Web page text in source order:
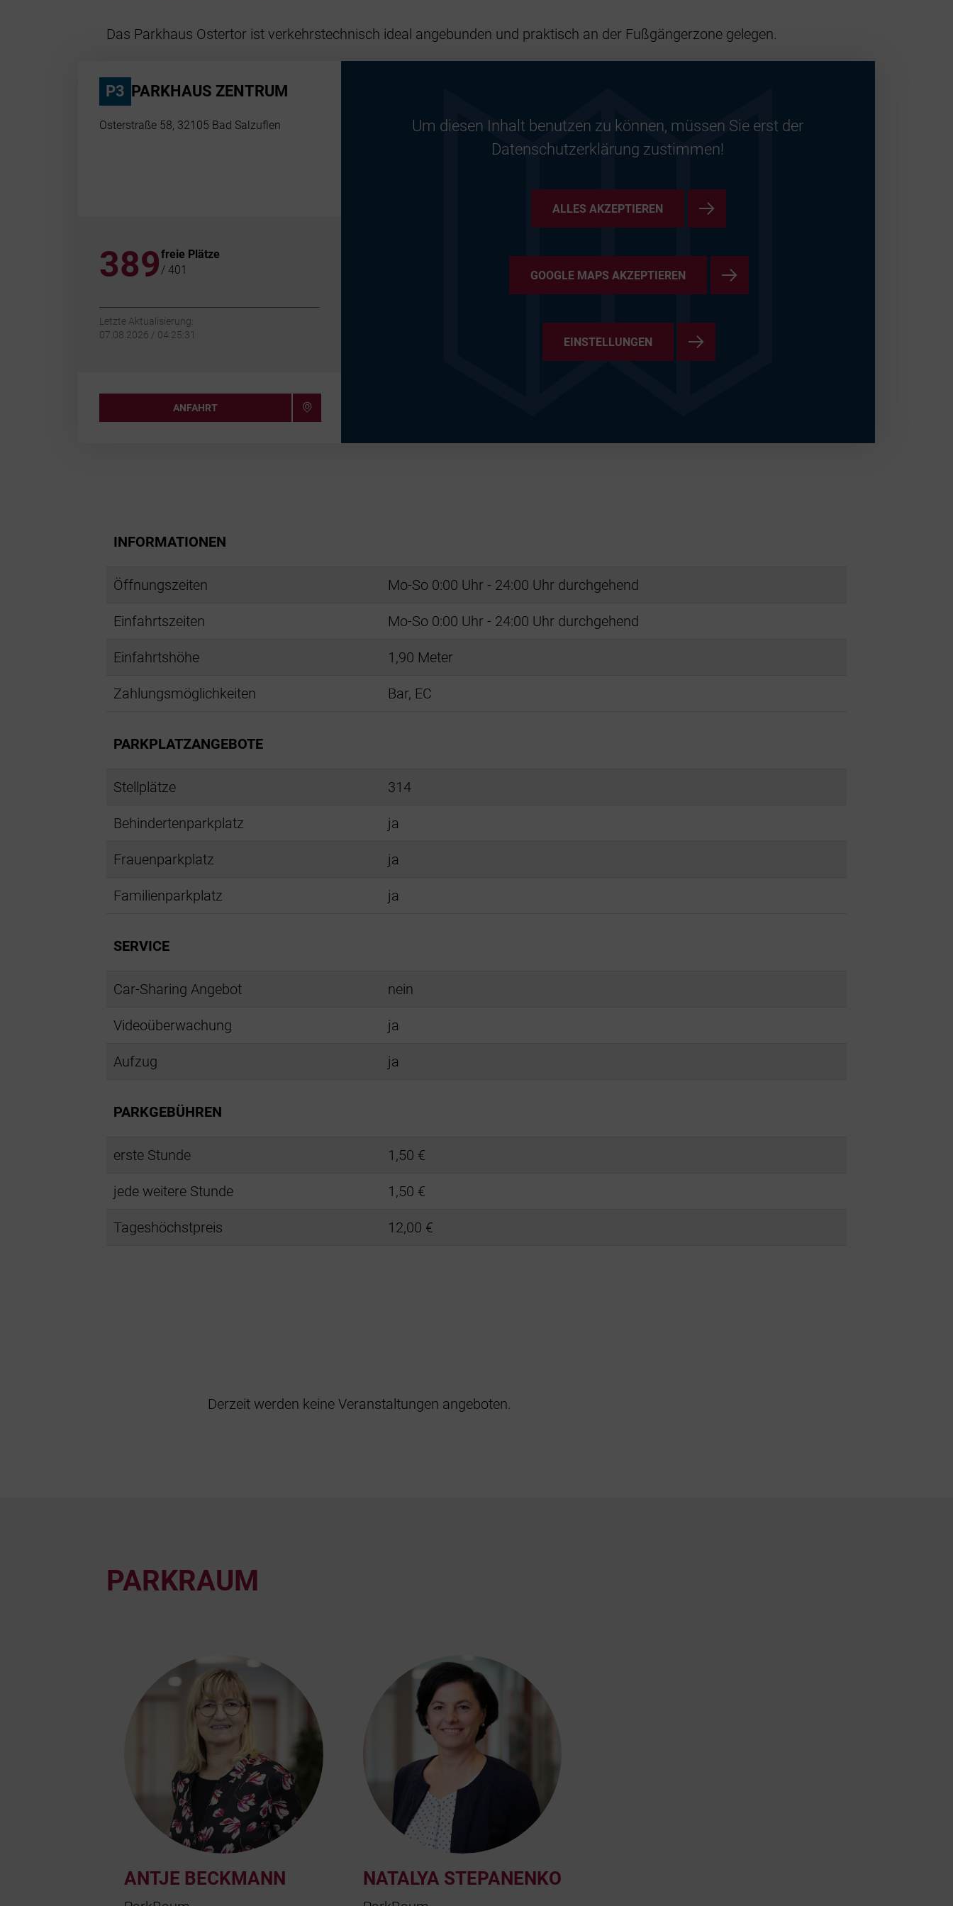
Das Parkhaus Ostertor ist verkehrstechnisch ideal angebunden und praktisch an der Fußgängerzone gelegen.
P3 PARKHAUS ZENTRUM
Osterstraße 58, 32105 Bad Salzuflen
389freie Plätze
/ 401
Letzte Aktualisierung:
07.08.2026 / 04:25:31
ANFAHRT
Um diesen Inhalt benutzen zu können, müssen Sie erst der
Datenschutzerklärung zustimmen!
ALLES AKZEPTIEREN
GOOGLE MAPS AKZEPTIEREN
EINSTELLUNGEN
INFORMATIONEN
Öffnungszeiten Mo-So 0:00 Uhr - 24:00 Uhr durchgehend
Einfahrtszeiten Mo-So 0:00 Uhr - 24:00 Uhr durchgehend
Einfahrtshöhe 1,90 Meter
Zahlungsmöglichkeiten Bar, EC
PARKPLATZANGEBOTE
Stellplätze 314
Behindertenparkplatz ja
Frauenparkplatz ja
Familienparkplatz ja
SERVICE
Car-Sharing Angebot nein
Videoüberwachung ja
Aufzug ja
PARKGEBÜHREN
erste Stunde 1,50 €
jede weitere Stunde 1,50 €
Tageshöchstpreis 12,00 €
Derzeit werden keine Veranstaltungen angeboten.
PARKRAUM
ANTJE BECKMANN NATALYA STEPANENKO